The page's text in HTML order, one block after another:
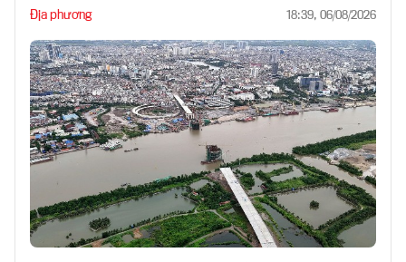
Địa phương 18:39, 06/08/2026